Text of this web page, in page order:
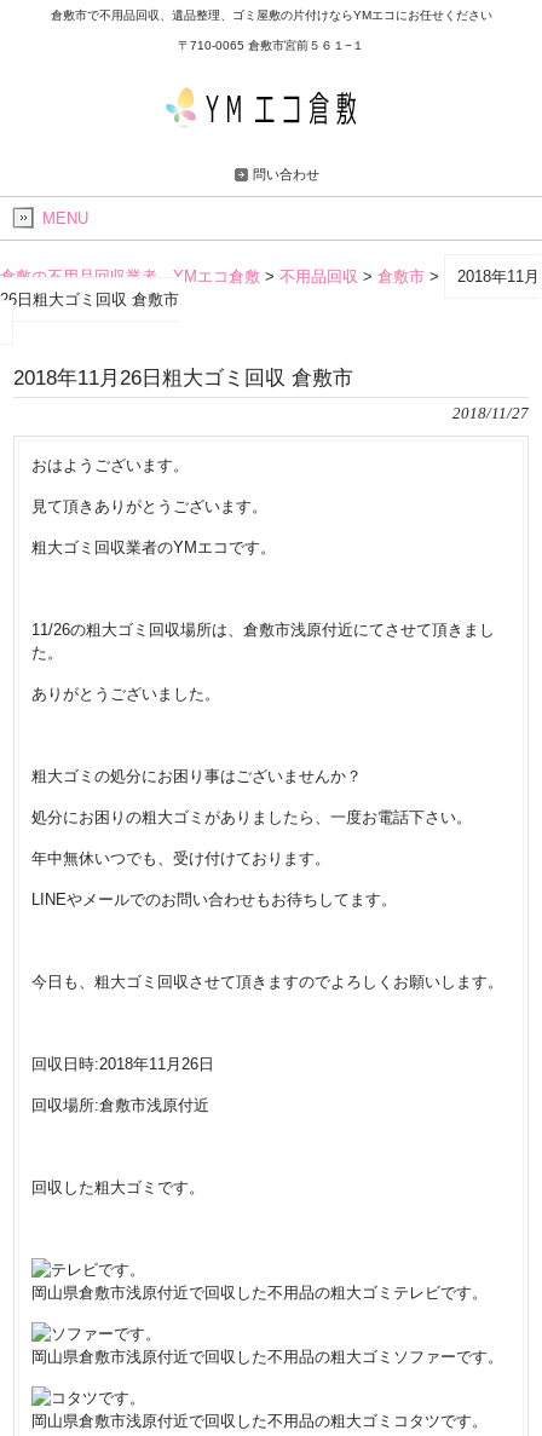
倉敷市で不用品回収、遺品整理、ゴミ屋敷の片付けならYMエコにお任せください
〒710-0065 倉敷市宮前５６１−１
問い合わせ
MENU
倉敷の不用品回収業者 YMエコ倉敷 > 不用品回収 > 倉敷市 >
2018年11月
26日粗大ゴミ回収 倉敷市
2018年11月26日粗大ゴミ回収 倉敷市
2018/11/27
おはようございます。
見て頂きありがとうございます。
粗大ゴミ回収業者のYMエコです。
11/26の粗大ゴミ回収場所は、倉敷市浅原付近にてさせて頂きまし
た。
ありがとうございました。
粗大ゴミの処分にお困り事はございませんか？
処分にお困りの粗大ゴミがありましたら、一度お電話下さい。
年中無休いつでも、受け付けております。
LINEやメールでのお問い合わせもお待ちしてます。
今日も、粗大ゴミ回収させて頂きますのでよろしくお願いします。
回収日時:2018年11月26日
回収場所:倉敷市浅原付近
回収した粗大ゴミです。
岡山県倉敷市浅原付近で回収した不用品の粗大ゴミテレビです。
岡山県倉敷市浅原付近で回収した不用品の粗大ゴミソファーです。
岡山県倉敷市浅原付近で回収した不用品の粗大ゴミコタツです。